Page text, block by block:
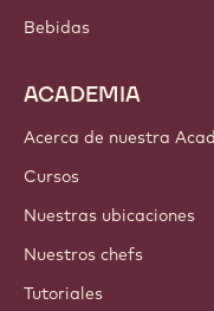
Bebidas
ACADEMIA
Acerca de nuestra
Cursos
Nuestras ubicaciones
Nuestros chefs
Tutoriales